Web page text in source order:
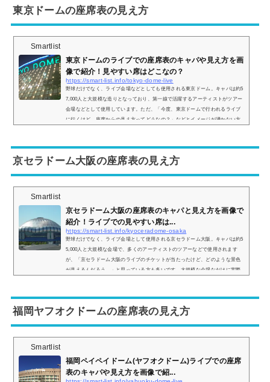
の通り...
東京ドームの座席表の見え方
Smartlist
東京ドームのライブでの座席表のキャパや見え方を画
像で紹介！見やすい席はどこなの？
https://smart-list.info/tokyo-dome-live
野球だけでなく、ライブ会場などとしても使用される東京ドーム。キャパは約5
7,000人と大規模な造りとなっており、第一線で活躍するアーティストがツアー
会場などとして使用しています。ただ、「今度、東京ドームで行われるライブ
に行くけど、座席からの見え方ってどうなの？」などとイメージが湧かない方
た。東京ドームのライブでの座席表とキャパは？東京ドームのライブ時の座席
表の...
京セラドーム大阪の座席表の見え方
Smartlist
京セラドーム大阪の座席表のキャパと見え方を画像で
紹介！ライブでの見やすい席は...
https://smart-list.info/kyoceradome-osaka
野球だけでなく、ライブ会場として使用される京セラドーム大阪。キャパは約5
5,000人と大規模な会場で、多くのアーティストのツアーなどで使用されます
が、「京セラドーム大阪のライブのチケットが当たったけど、どのような景色
が見えるんだろう…」と思っている方も多いです。大規模な会場なだけに実際
下の通りとなります。引用：京セラドーム大阪公式HPちなみに京セラドーム大
阪の公式...
福岡ヤフオクドームの座席表の見え方
Smartlist
福岡ペイペイドーム(ヤフオクドーム)ライブでの座席
表のキャパや見え方を画像で紹...